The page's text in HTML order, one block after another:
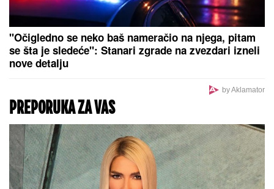
SIN MILENE KAČAVENDE JE PRAVI LEPOTAN
Uslikala ga u abzenu, abBivša učesnica "Elite"
otkrila i čimese bave njeni naslednici - ovo je prava
ISTINA